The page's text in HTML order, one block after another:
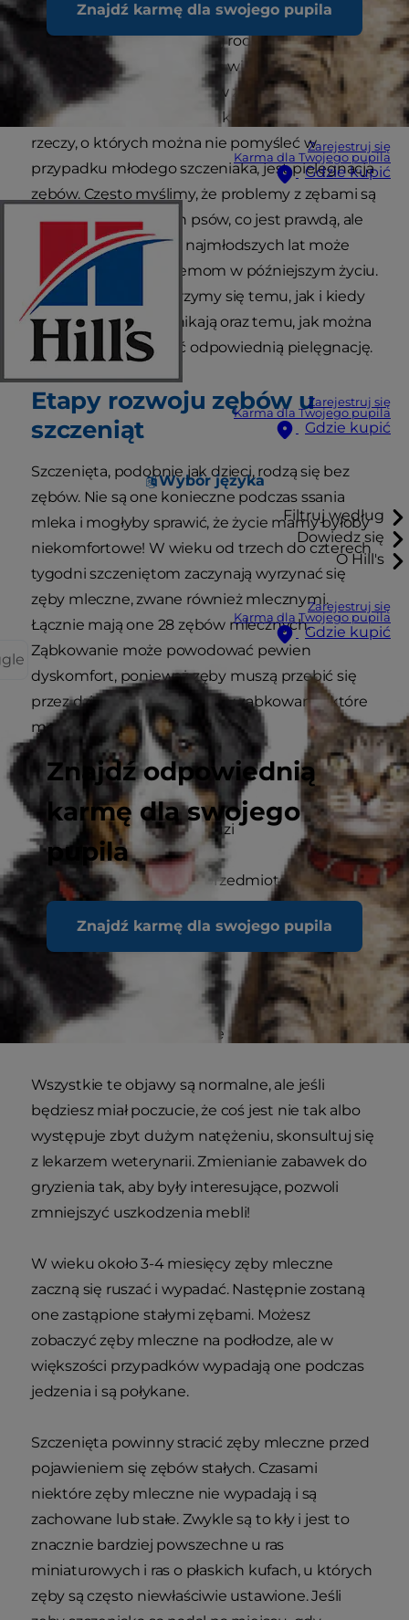
Znajdź karmę dla swojego pupila
Zarejestruj się
Karma dla Twojego pupila
Gdzie kupić
Zarejestruj się
Karma dla Twojego pupila
Gdzie kupić
Wybór języka
Filtruj według
Dowiedz się
O Hill's
Zarejestruj się
Karma dla Twojego pupila
Gdzie kupić
Znajdź odpowiednią
karmę dla swojego
pupila
Znajdź karmę dla swojego pupila
Pojawienie się nowego szczeniaka to
ekscytujący czas dla każdej rodziny.
Prawdopodobnie spędziłeś wiele godzin,
przeglądając oferty sklepów zoologiczne i
przygotowując wszystkie akcesoria. Jedną z
rzeczy, o których można nie pomyśleć w
przypadku młodego szczeniaka, jest pielęgnacja
zębów. Często myślimy, że problemy z zębami są
problemem starszych psów, co jest prawdą, ale
dbanie o zęby psa od najmłodszych lat może
zapobiec wielu problemom w późniejszym życiu.
W tym artykule przyjrzymy się temu, jak i kiedy
zęby się pojawiają i znikają oraz temu, jak można
wcześnie wprowadzić odpowiednią pielęgnację.
Etapy rozwoju zębów u
szczeniąt
Szczenięta, podobnie jak dzieci, rodzą się bez
zębów. Nie są one konieczne podczas ssania
mleka i mogłyby sprawić, że życie mamy byłoby
niekomfortowe! W wieku od trzech do czterech
tygodni szczeniętom zaczynają wyrzynać się
zęby mleczne, zwane również mlecznymi.
Łącznie mają one 28 zębów mlecznych.
Ząbkowanie może powodować pewien
dyskomfort, ponieważ zęby muszą przebić się
przez dziąsła. Główne objawy ząbkowania, które
możesz zauważyć to:
Ślinienie się
Trzymanie łapek w buzi
Żucie zabawek lub przedmiotów
gospodarstwa domowego częściej niż
zwykle
Zapalenie dziąseł
Zmniejszone spożycie pokarmu
Wszystkie te objawy są normalne, ale jeśli
będziesz miał poczucie, że coś jest nie tak albo
występuje zbyt dużym natężeniu, skonsultuj się
z lekarzem weterynarii. Zmienianie zabawek do
gryzienia tak, aby były interesujące, pozwoli
zmniejszyć uszkodzenia mebli!
W wieku około 3-4 miesięcy zęby mleczne
zaczną się ruszać i wypadać. Następnie zostaną
one zastąpione stałymi zębami. Możesz
zobaczyć zęby mleczne na podłodze, ale w
większości przypadków wypadają one podczas
jedzenia i są połykane.
Szczenięta powinny stracić zęby mleczne przed
pojawieniem się zębów stałych. Czasami
niektóre zęby mleczne nie wypadają i są
zachowane lub stałe. Zwykle są to kły i jest to
znacznie bardziej powszechne u ras
miniaturowych i ras o płaskich kufach, u których
zęby są często niewłaściwie ustawione. Jeśli